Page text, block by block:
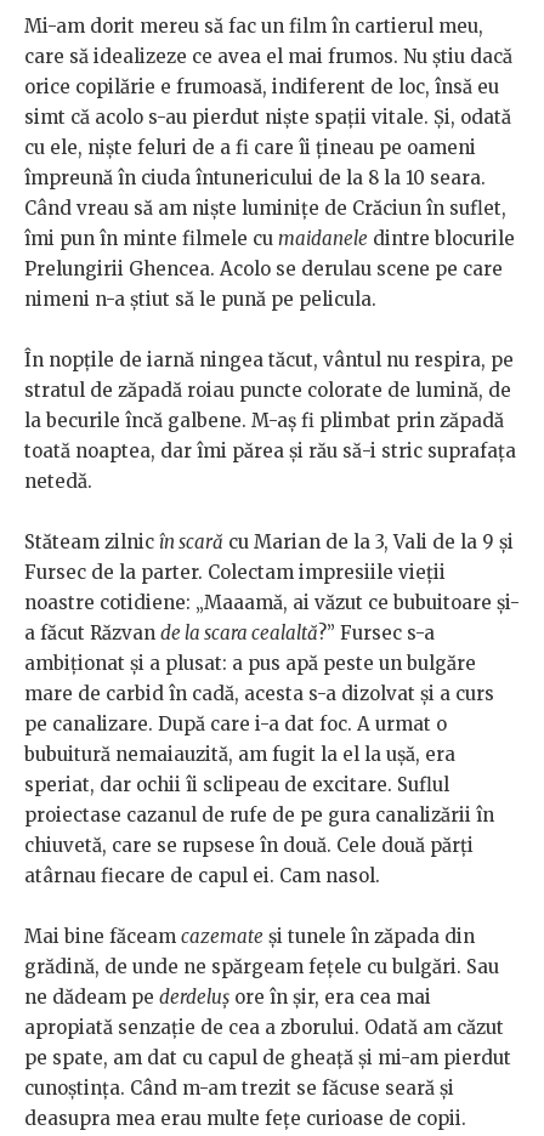
Mi-am dorit mereu să fac un film în cartierul meu,
care să idealizeze ce avea el mai frumos. Nu ştiu dacă
orice copilărie e frumoasă, indiferent de loc, însă eu
simt că acolo s-au pierdut nişte spaţii vitale. Şi, odată
cu ele, nişte feluri de a fi care îi ţineau pe oameni
împreună în ciuda întunericului de la 8 la 10 seara.
Când vreau să am nişte luminiţe de Crăciun în suflet,
îmi pun în minte filmele cu maidanele dintre blocurile
Prelungirii Ghencea. Acolo se derulau scene pe care
nimeni n-a ştiut să le pună pe pelicula.
În nopţile de iarnă ningea tăcut, vântul nu respira, pe
stratul de zăpadă roiau puncte colorate de lumină, de
la becurile încă galbene. M-aş fi plimbat prin zăpadă
toată noaptea, dar îmi părea şi rău să-i stric suprafaţa
netedă.
Stăteam zilnic în scară cu Marian de la 3, Vali de la 9 şi
Fursec de la parter. Colectam impresiile vieţii
noastre cotidiene: „Maaamă, ai văzut ce bubuitoare şi-
a făcut Răzvan de la scara cealaltă?” Fursec s-a
ambiţionat şi a plusat: a pus apă peste un bulgăre
mare de carbid în cadă, acesta s-a dizolvat şi a curs
pe canalizare. După care i-a dat foc. A urmat o
bubuitură nemaiauzită, am fugit la el la uşă, era
speriat, dar ochii îi sclipeau de excitare. Suflul
proiectase cazanul de rufe de pe gura canalizării în
chiuvetă, care se rupsese în două. Cele două părţi
atârnau fiecare de capul ei. Cam nasol.
Mai bine făceam cazemate şi tunele în zăpada din
grădină, de unde ne spărgeam fețele cu bulgări. Sau
ne dădeam pe derdeluş ore în şir, era cea mai
apropiată senzaţie de cea a zborului. Odată am căzut
pe spate, am dat cu capul de gheaţă şi mi-am pierdut
cunoştinţa. Când m-am trezit se făcuse seară şi
deasupra mea erau multe fețe curioase de copii.